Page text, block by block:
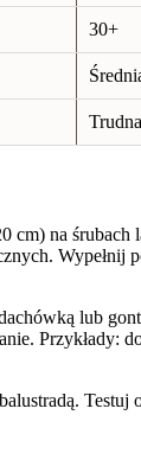
30+
Trudna
cm) na
Wypełnij
lub
Testuj